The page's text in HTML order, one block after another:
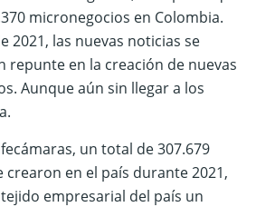
micronegocios en Colombia.
2021, las nuevas noticias se
repunte en la creación de nuevas
Aunque aún sin llegar a los
un total de 307.679
crearon en el país durante 2021,
empresarial del país un